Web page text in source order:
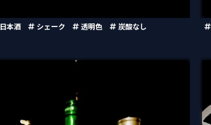
日本酒 シェーク 透明色
炭酸なし